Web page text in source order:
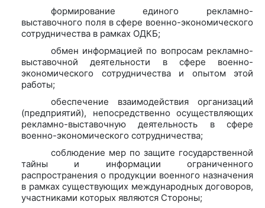
формирование единого рекламно-
выставочного поля в сфере военно-экономического
сотрудничества в рамках ОДКБ;
обмен информацией по вопросам рекламно-
выставочной деятельности в сфере военно-
экономического сотрудничества и опытом этой
работы;
обеспечение взаимодействия организаций
(предприятий), непосредственно осуществляющих
рекламно-выставочную деятельность в сфере
военно-экономического сотрудничества;
соблюдение мер по защите государственной
тайны и информации ограниченного
распространения о продукции военного назначения
в рамках существующих международных договоров,
участниками которых являются Стороны;